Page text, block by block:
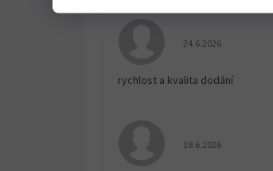
Hodnocení
24.6.2026
rychlost a kvalita dodání
Hodnocení
19.6.2026